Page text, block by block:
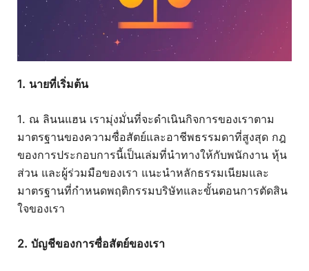
1. นายที่เริ่มต้น
1. ณ ลินนแฮน เรามุ่งมั่นที่จะดำเนินกิจการของเราตาม
มาตรฐานของความซื่อสัตย์และอาชีพธรรมดาที่สูงสุด กฎ
ของการประกอบการนี้เป็นเล่มที่นำทางให้กับพนักงาน หุ้น
ส่วน และผู้ร่วมมือของเรา แนะนำหลักธรรมเนียมและ
มาตรฐานที่กำหนดพฤติกรรมบริษัทและขั้นตอนการตัดสิน
ใจของเรา
2. บัญชีของการซื่อสัตย์ของเรา